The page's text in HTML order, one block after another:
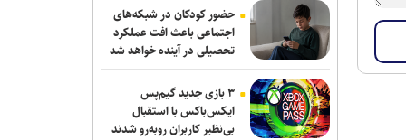
برزگر: همای سعادت روی دوش تارتار
نشسته است/ عیار واقعی پرسپولیس از
هفته پنجم به بعد مشخص می‌شود
فریدونی: دلیل بسته ماندن پنجره استقلال
۴ فسخ غیر موجه در دو سال بوده است/
حضور کودکان در شبکه‌های
اجتماعی باعث افت عملکرد
تحصیلی در آینده خواهد شد
۳ بازی جدید گیم‌پس
ایکس‌باکس با استقبال
بی‌نظیر کاربران روبه‌رو شدند